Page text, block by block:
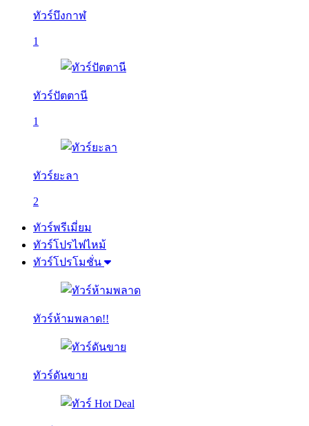
ทัวร์บึงกาฬ
1
ทัวร์ปัตตานี
1
ทัวร์ยะลา
2
ทัวร์พรีเมี่ยม
ทัวร์โปรไฟไหม้
ทัวร์โปรโมชั่น
ทัวร์ห้ามพลาด!!
ทัวร์ดันขาย